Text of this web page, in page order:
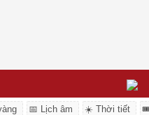
📅 Lịch âm ☀️ Thời tiết